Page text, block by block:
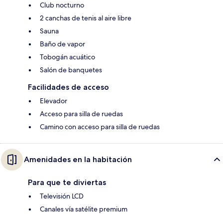
Club nocturno
2 canchas de tenis al aire libre
Sauna
Baño de vapor
Tobogán acuático
Salón de banquetes
Facilidades de acceso
Elevador
Acceso para silla de ruedas
Camino con acceso para silla de ruedas
Amenidades en la habitación
Para que te diviertas
Televisión LCD
Canales vía satélite premium